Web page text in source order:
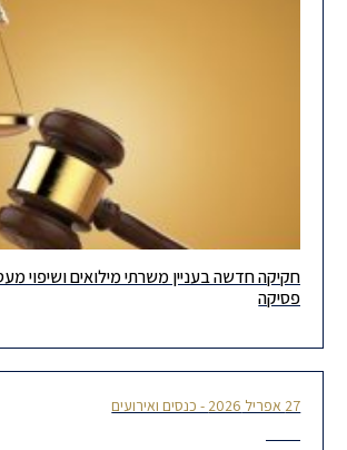
בימים האחרונים נכנסו לתוקף תיקון חקיקה וצו
חקיקה חדשה בעניין משרתי מילואים ושיפוי
פסיקה
27 אפריל 2026 - כנסים ואירועים